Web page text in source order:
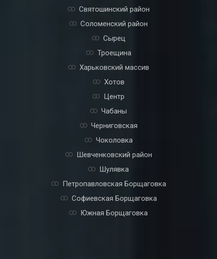
Святошинский район
Соломенский район
Сырец
Троещина
Харьковский массив
Хотов
Центр
Чабаны
Черниговская
Чоколовка
Шевченковский район
Шулявка
Петропавловская Борщаговка
Софиевская Борщаговка
Южная Борщаговка